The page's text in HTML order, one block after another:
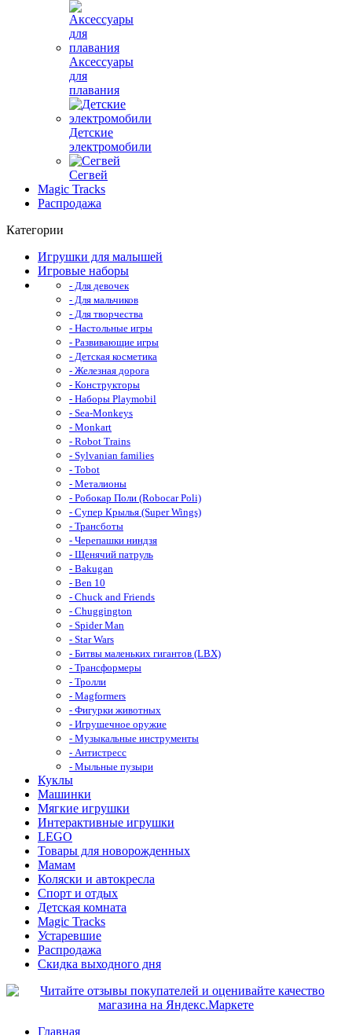
Аксессуары
для
плавания
Детские
электромобили
Сегвей
Magic Tracks
Распродажа
Категории
Игрушки для малышей
Игровые наборы
- Для девочек
- Для мальчиков
- Для творчества
- Настольные игры
- Развивающие игры
- Детская косметика
- Железная дорога
- Конструкторы
- Наборы Playmobil
- Sea-Monkeys
- Monkart
- Robot Trains
- Sylvanian families
- Tobot
- Металионы
- Робокар Поли (Robocar Poli)
- Супер Крылья (Super Wings)
- Трансботы
- Черепашки ниндзя
- Щенячий патруль
- Bakugan
- Ben 10
- Chuck and Friends
- Chuggington
- Spider Man
- Star Wars
- Битвы маленьких гигантов (LBX)
- Трансформеры
- Тролли
- Magformers
- Фигурки животных
- Игрушечное оружие
- Музыкальные инструменты
- Антистресс
- Мыльные пузыри
Куклы
Машинки
Мягкие игрушки
Интерактивные игрушки
LEGO
Товары для новорожденных
Мамам
Коляски и автокресла
Спорт и отдых
Детская комната
Magic Tracks
Устаревшие
Распродажа
Скидка выходного дня
Главная